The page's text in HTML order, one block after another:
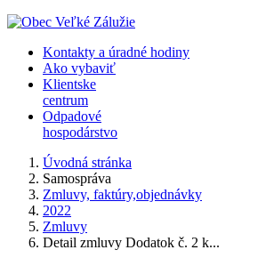
Kontakty a úradné hodiny
Ako vybaviť
Klientske
centrum
Odpadové
hospodárstvo
Úvodná stránka
Samospráva
Zmluvy, faktúry,objednávky
2022
Zmluvy
Detail zmluvy Dodatok č. 2 k...